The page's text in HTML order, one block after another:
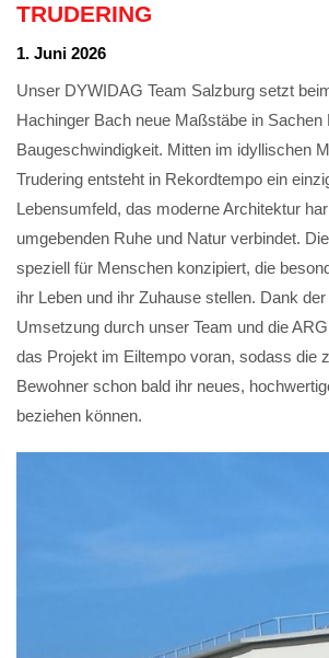
TRUDERING
1. Juni 2026
Unser DYWIDAG Team Salzburg setzt
Hachinger Bach neue Maßstäbe in Sachen
Baugeschwindigkeit. Mitten im idyllischen
Trudering entsteht in Rekordtempo ein
Lebensumfeld, das moderne Architektur
umgebenden Ruhe und Natur verbindet.
speziell für Menschen konzipiert, die
ihr Leben und ihr Zuhause stellen. Dank
Umsetzung durch unser Team und die
das Projekt im Eiltempo voran, sodass die
Bewohner schon bald ihr neues,
beziehen können.